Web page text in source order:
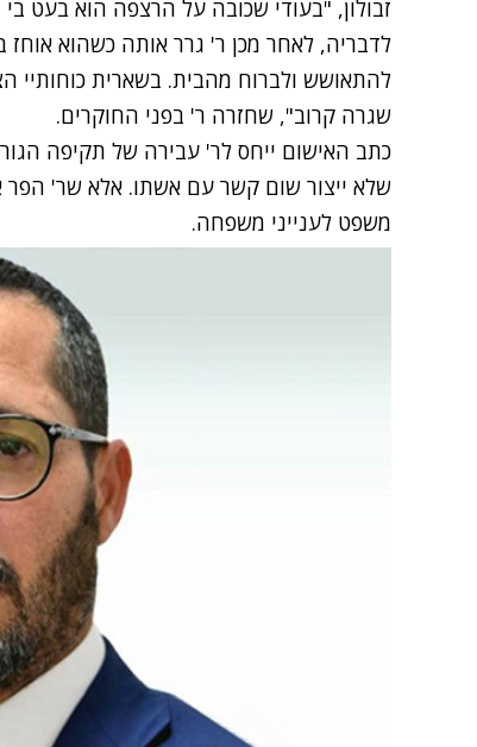
זבולון, "בעודי שכובה על הרצפה הוא בעט בי
לדבריה, לאחר מכן ר' גרר אותה כשהוא
להתאושש ולברוח מהבית. בשארית כוחותיי
שגרה קרוב", שחזרה ר' בפני החוקרים.
כתב האישום ייחס לר' עבירה של תקיפה
שלא ייצור שום קשר עם אשתו. אלא שר' הפר
משפט לענייני משפחה.